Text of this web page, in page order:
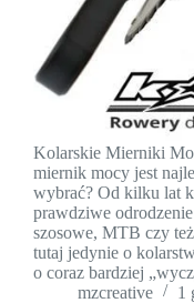
Kolarskie Mierniki
miernik mocy jest
wybrać? Od kilku lat
prawdziwe
szosowe, MTB czy
tutaj jedynie o
o coraz bardziej
mzcreative
1